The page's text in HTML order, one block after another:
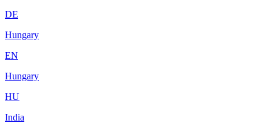
DE
Hungary
EN
Hungary
HU
India